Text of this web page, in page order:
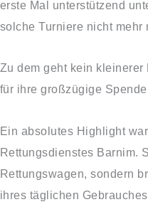
erste Mal unterstützend
solche Turniere nicht mehr
Zu dem geht kein
für ihre großzügige
Ein absolutes Highlight
Rettungsdienstes Barnim.
Rettungswagen, sondern
ihres täglichen